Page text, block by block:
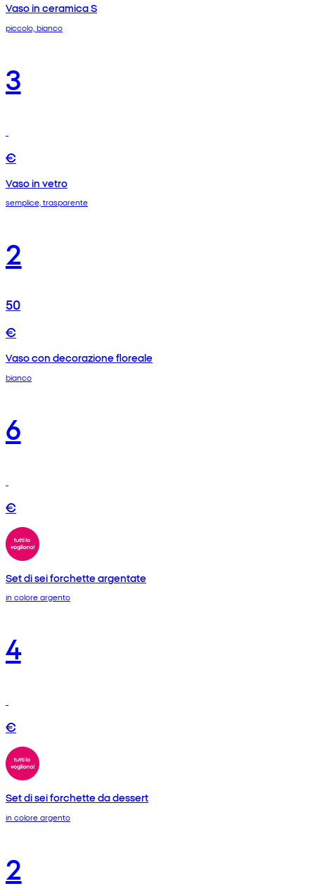
Vaso in ceramica S
piccolo, bianco
3
€
Vaso in vetro
semplice, trasparente
2
50
€
Vaso con decorazione floreale
bianco
6
€
Set di sei forchette argentate
in colore argento
4
€
Set di sei forchette da dessert
in colore argento
2